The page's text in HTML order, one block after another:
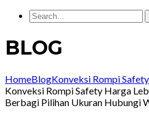
BLOG
HomeBlogKonveksi Rompi Safety
Konveksi Rompi Safety Harga
Berbagi Pilihan Ukuran Hubungi